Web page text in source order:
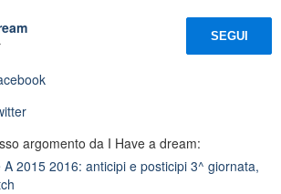
SEGUI
argomento da I Have a dream:
2015 2016: anticipi e posticipi 3^ giornata,